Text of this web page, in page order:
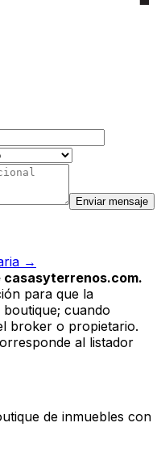
Enviar mensaje
→
casasyterrenos.com.
para que la
cuando
broker o propietario.
al listador
de inmuebles con